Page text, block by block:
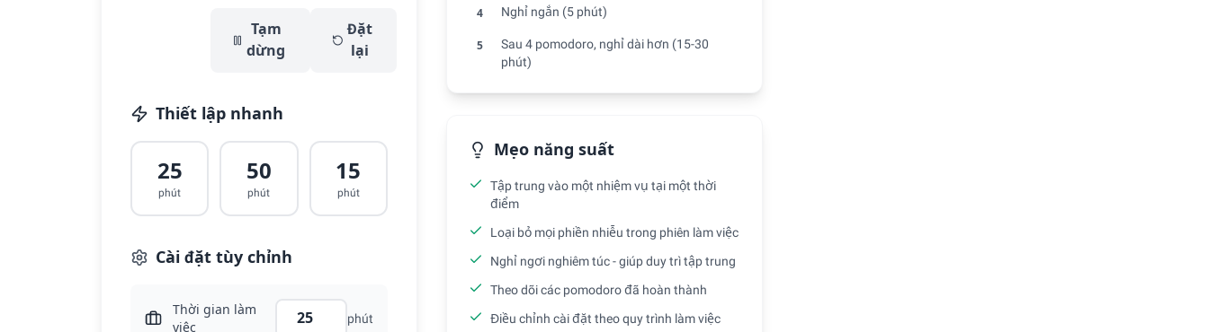
Tạm
dừng
Đặt
lại
Thiết lập nhanh
25
phút
50
phút
15
phút
Cài đặt tùy chỉnh
Thời gian làm
việc
phút
4 Nghỉ ngắn (5 phút)
5
Sau 4 pomodoro, nghỉ dài hơn (15-30
phút)
Mẹo năng suất
Tập trung vào một nhiệm vụ tại một thời
điểm
Loại bỏ mọi phiền nhiễu trong phiên làm việc
Nghỉ ngơi nghiêm túc - giúp duy trì tập trung
Theo dõi các pomodoro đã hoàn thành
Điều chỉnh cài đặt theo quy trình làm việc